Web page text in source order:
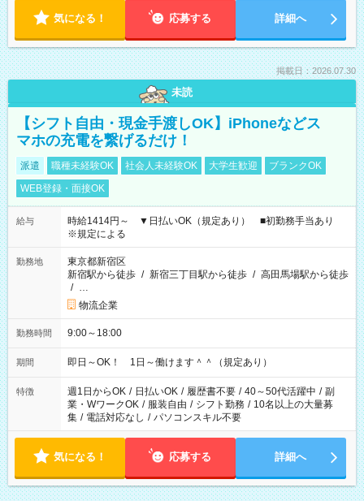
気になる！ 応募する 詳細へ
掲載日：2026.07.30
未読
【シフト自由・現金手渡しOK】iPhoneなどス
マホの充電を繋げるだけ！
派遣 職種未経験OK 社会人未経験OK 大学生歓迎
ブランクOK
WEB登録・面接OK
給与
時給1414円～ ▼日払いOK（規定あり） ■初勤務手当あり
※規定による
勤務地
東京都新宿区
新宿駅から徒歩 / 新宿三丁目駅から徒歩 / 高田馬場駅から徒歩
/ …
物流企業
勤務時間 9:00～18:00
期間 即日～OK！ 1日～働けます＾＾（規定あり）
特徴 週1日からOK / 日払いOK / 履歴書不要 / 40～50代活躍中 / 副
業・WワークOK / 服装自由 / シフト勤務 / 10名以上の大量募
集 / 電話対応なし / パソコンスキル不要
気になる！ 応募する 詳細へ